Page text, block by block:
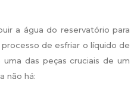
a água do reservatório para
de esfriar o líquido de
das peças cruciais de um
não há: